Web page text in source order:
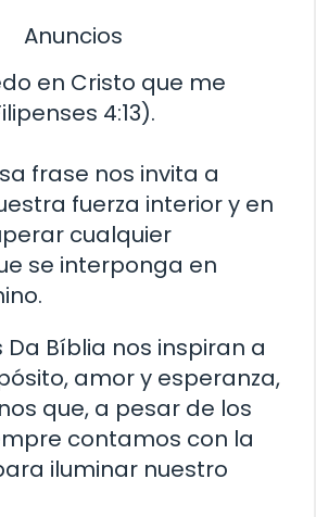
Anuncios
en Cristo que me
4:13).
frase nos invita a
fuerza interior y en
cualquier
se interponga en
Da Bíblia nos inspiran a
amor y esperanza,
que, a pesar de los
contamos con la
iluminar nuestro